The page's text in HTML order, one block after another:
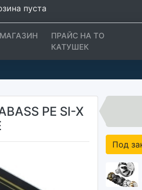
пуста
МАГАЗИН
ПРАЙС НА ТО
КАТУШЕК
Под
PE SI-X